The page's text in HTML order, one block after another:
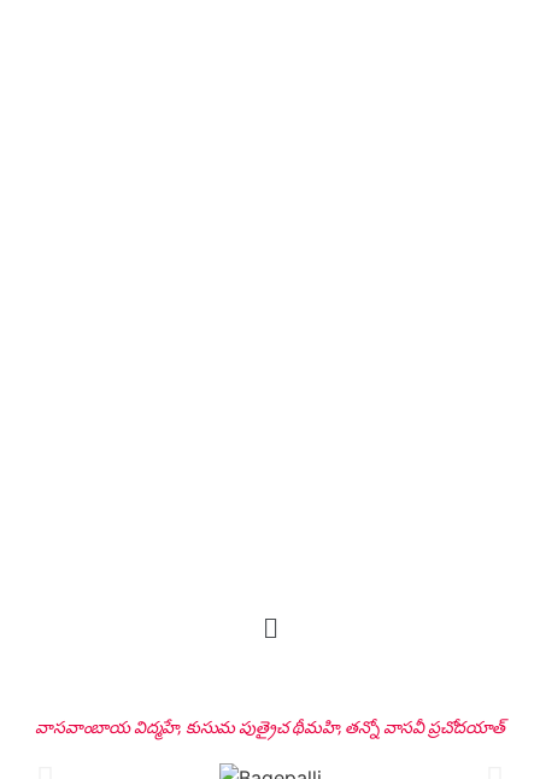
వాసవాంబాయ విద్మహే, కుసుమ పుత్రైచ థీమహి, తన్నో వాసవీ ప్రచోదయాత్
Sri Peddi Umakanth & Smt. Veena